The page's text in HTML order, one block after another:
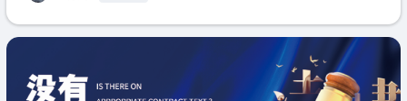
无效再审改判可以执行回转 【承办律
师】 王梨华 浙江杭知桥律师事务所 【案
民再2